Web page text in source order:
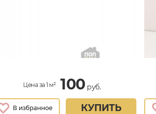
Цена за 1 м² 100руб.
КУПИТЬ